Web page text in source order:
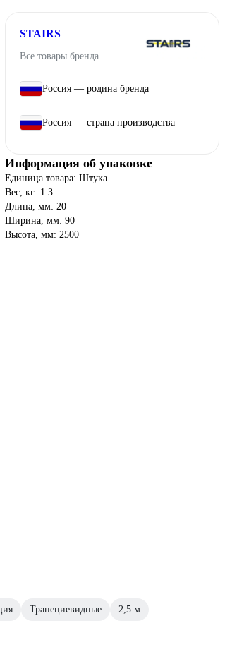
STAIRS
Все товары бренда
Россия — родина бренда
Россия — страна производства
Информация об упаковке
Единица товара: Штука
Вес, кг: 1.3
Длина, мм: 20
Ширина, мм: 90
Высота, мм: 2500
Трапециевидные 2,5 м